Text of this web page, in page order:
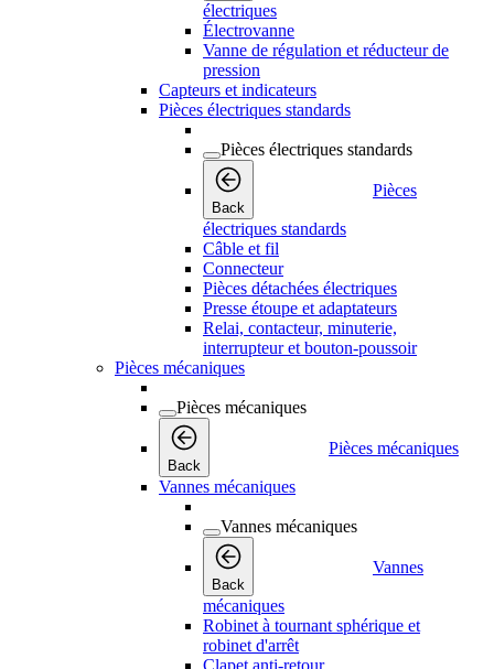
électriques
Électrovanne
Vanne de régulation et réducteur de
pression
Capteurs et indicateurs
Pièces électriques standards
Pièces électriques standards
Back
Pièces
électriques standards
Câble et fil
Connecteur
Pièces détachées électriques
Presse étoupe et adaptateurs
Relai, contacteur, minuterie,
interrupteur et bouton-poussoir
Pièces mécaniques
Pièces mécaniques
Back
Pièces mécaniques
Vannes mécaniques
Vannes mécaniques
Back
Vannes
mécaniques
Robinet à tournant sphérique et
robinet d'arrêt
Clapet anti-retour